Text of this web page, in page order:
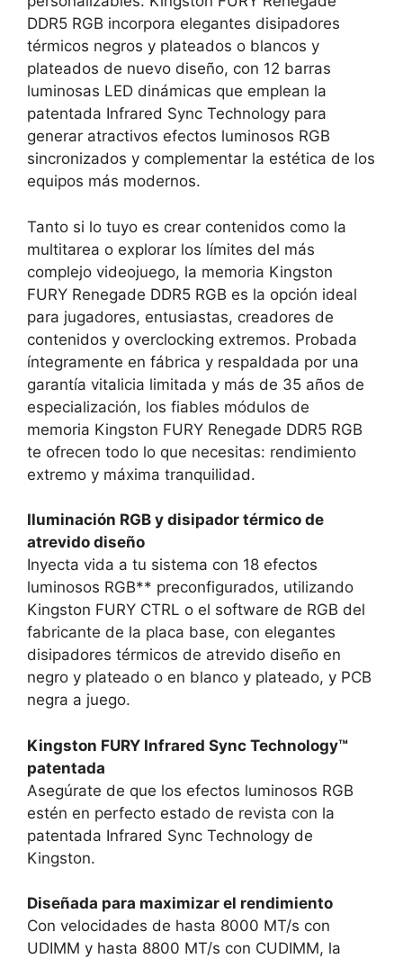
DDR5 RGB incorpora elegantes disipadores
térmicos negros y plateados o blancos y
plateados de nuevo diseño, con 12 barras
luminosas LED dinámicas que emplean la
patentada Infrared Sync Technology para
generar atractivos efectos luminosos RGB
sincronizados y complementar la estética de los
equipos más modernos.
Tanto si lo tuyo es crear contenidos como la
multitarea o explorar los límites del más
complejo videojuego, la memoria Kingston
FURY Renegade DDR5 RGB es la opción ideal
para jugadores, entusiastas, creadores de
contenidos y overclocking extremos. Probada
íntegramente en fábrica y respaldada por una
garantía vitalicia limitada y más de 35 años de
especialización, los fiables módulos de
memoria Kingston FURY Renegade DDR5 RGB
te ofrecen todo lo que necesitas: rendimiento
extremo y máxima tranquilidad.
Iluminación RGB y disipador térmico de
atrevido diseño
Inyecta vida a tu sistema con 18 efectos
luminosos RGB** preconfigurados, utilizando
Kingston FURY CTRL o el software de RGB del
fabricante de la placa base, con elegantes
disipadores térmicos de atrevido diseño en
negro y plateado o en blanco y plateado, y PCB
negra a juego.
Kingston FURY Infrared Sync Technology™
patentada
Asegúrate de que los efectos luminosos RGB
estén en perfecto estado de revista con la
patentada Infrared Sync Technology de
Kingston.
Diseñada para maximizar el rendimiento
Con velocidades de hasta 8000 MT/s con
UDIMM y hasta 8800 MT/s con CUDIMM, la